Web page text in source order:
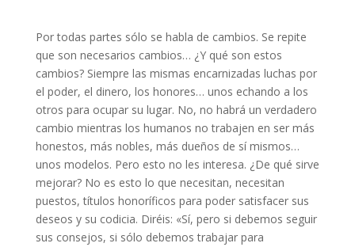
Por todas partes sólo se habla de cambios. Se repite
que son necesarios cambios… ¿Y qué son estos
cambios? Siempre las mismas encarnizadas luchas por
el poder, el dinero, los honores… unos echando a los
otros para ocupar su lugar. No, no habrá un verdadero
cambio mientras los humanos no trabajen en ser más
honestos, más nobles, más dueños de sí mismos…
unos modelos. Pero esto no les interesa. ¿De qué sirve
mejorar? No es esto lo que necesitan, necesitan
puestos, títulos honoríficos para poder satisfacer sus
deseos y su codicia. Diréis: «Sí, pero si debemos seguir
sus consejos, si sólo debemos trabajar para